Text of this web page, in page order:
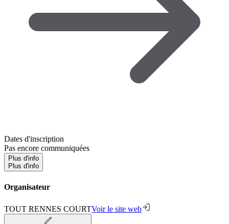
Dates d'inscription
Pas encore communiquées
Plus d'info
Plus d'info
Organisateur
TOUT RENNES COURTVoir le site web